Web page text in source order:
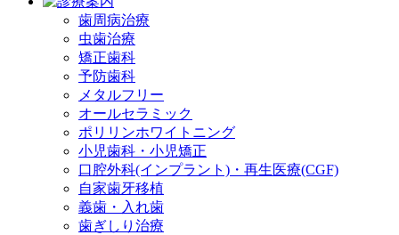
歯周病治療
虫歯治療
矯正歯科
予防歯科
メタルフリー
オールセラミック
ポリリンホワイトニング
小児歯科・小児矯正
口腔外科(インプラント)・再生医療(CGF)
自家歯牙移植
義歯・入れ歯
歯ぎしり治療